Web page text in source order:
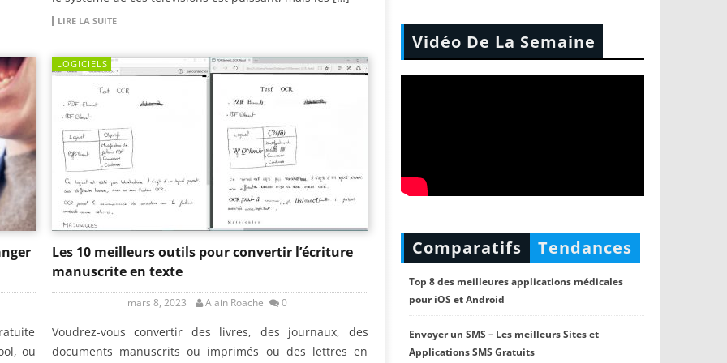
LIRE LA SUITE
ou
LOGICIELS
Les 10 meilleurs outils pour convertir l’écriture
manuscrite en texte
mars 8, 2023 Alain Roache 0
Voudrez-vous convertir des livres, des journaux, des
documents manuscrits ou imprimés ou des lettres en
Vidéo De La Semaine
Comparatifs Tendances
Top 8 des meilleures applications médicales
pour iOS et Android
Envoyer un SMS – Les meilleurs Sites et
Applications SMS Gratuits